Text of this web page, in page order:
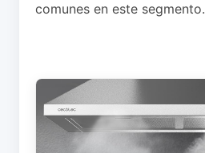
comunes en este segmento.